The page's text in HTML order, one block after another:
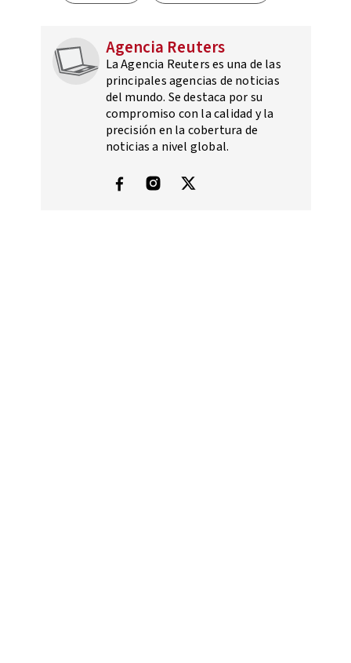
Agencia Reuters
La Agencia Reuters es una de las
principales agencias de noticias
del mundo. Se destaca por su
compromiso con la calidad y la
precisión en la cobertura de
noticias a nivel global.